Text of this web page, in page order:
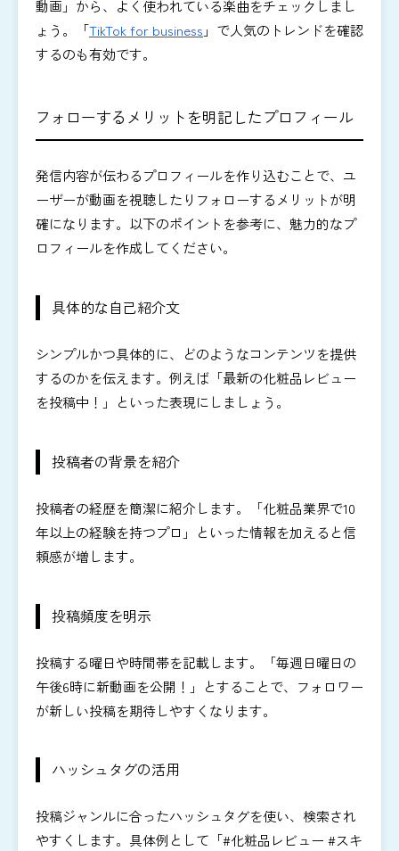
動画」から、よく使われている楽曲をチェックしまし
ょう。「TikTok for business 」で人気のトレンドを確認
するのも有効です。
フォローするメリットを明記したプロフィール
発信内容が伝わるプロフィールを作り込むことで、ユ
ーザーが動画を視聴したりフォローするメリットが明
確になります。以下のポイントを参考に、魅力的なプ
ロフィールを作成してください。
具体的な自己紹介文
シンプルかつ具体的に、どのようなコンテンツを提供
するのかを伝えます。例えば「最新の化粧品レビュー
を投稿中！」といった表現にしましょう。
投稿者の背景を紹介
投稿者の経歴を簡潔に紹介します。「化粧品業界で10
年以上の経験を持つプロ」といった情報を加えると信
頼感が増します。
投稿頻度を明示
投稿する曜日や時間帯を記載します。「毎週日曜日の
午後6時に新動画を公開！」とすることで、フォロワー
が新しい投稿を期待しやすくなります。
ハッシュタグの活用
投稿ジャンルに合ったハッシュタグを使い、検索され
やすくします。具体例として「#化粧品レビュー #スキ